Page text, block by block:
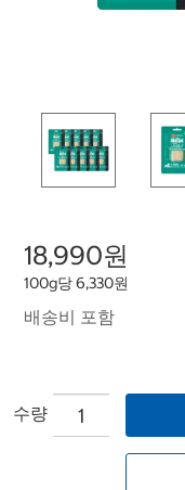
18,990원
100g당 6,330원
배송비 포함
수량